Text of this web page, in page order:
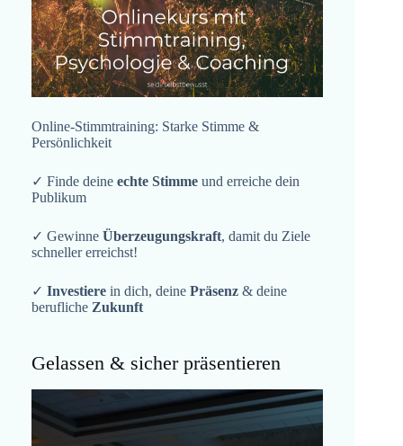
Online-Stimmtraining: Starke Stimme &
Persönlichkeit
✓ Finde deine echte Stimme und erreiche dein
Publikum
✓ Gewinne Überzeugungskraft, damit du Ziele
schneller erreichst!
✓ Investiere in dich, deine Präsenz & deine
berufliche Zukunft
Gelassen & sicher präsentieren